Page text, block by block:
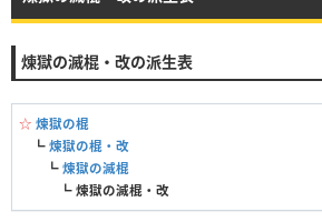
煉獄の滅棍・改の派生表
☆ 煉獄の棍
┗ 煉獄の棍・改
┗ 煉獄の滅棍
┗ 煉獄の滅棍・改